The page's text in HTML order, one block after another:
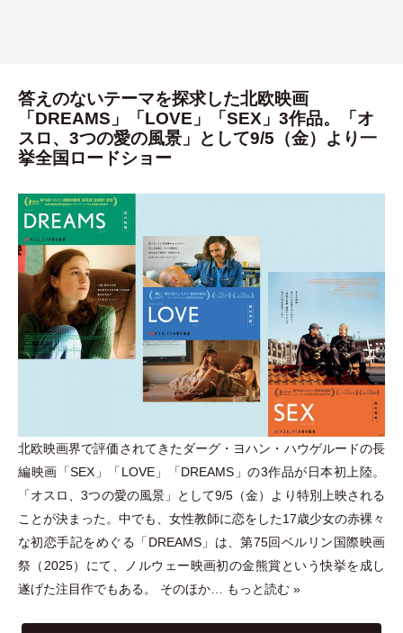
答えのないテーマを探求した北欧映画
「DREAMS」「LOVE」「SEX」3作品。「オ
スロ、3つの愛の風景」として9/5（金）より一
挙全国ロードショー
北欧映画界で評価されてきたダーグ ・ ヨハン ・ ハウゲルードの長
編映画 「SEX 」 「LOVE」 「DREAMS 」 の3作品が日本初上陸。
「オスロ、3つの愛の風景」 として9/5 （金） より特別上映される
ことが決まった。中でも、女性教師に恋をした17歳少女の赤裸々
な初恋手記をめぐる 「DREAMS」 は、第75回ベルリン国際映画
祭 （ 2025） にて、ノルウェー映画初の金熊賞という快挙を成し
遂げた注目作でもある。 そのほか…
もっと読む »